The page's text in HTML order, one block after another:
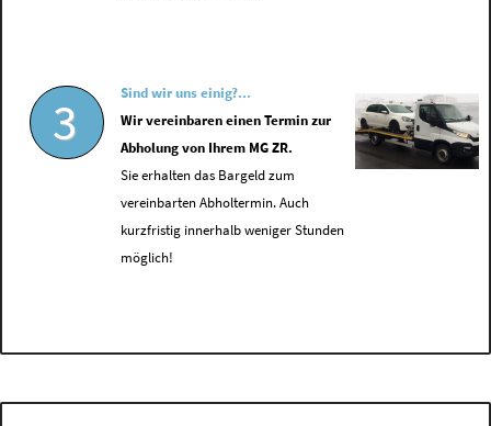
3
Sind wir uns einig?...
Wir vereinbaren einen Termin zur
Abholung von Ihrem MG ZR.
Sie erhalten das Bargeld zum
vereinbarten Abholtermin. Auch
kurzfristig innerhalb weniger Stunden
möglich!